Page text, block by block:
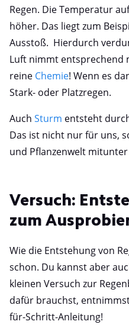
Regen. Die Temperatur
höher. Das liegt zum
Ausstoß. Hierdurch
Luft nimmt entsprechend
reine Chemie! Wenn es
Stark- oder Platzregen.
Auch Sturm entsteht
Das ist nicht nur für uns,
und Pflanzenwelt
Versuch:
zum
Wie die Entstehung von
schon. Du kannst aber
kleinen Versuch zur
dafür brauchst,
für-Schritt-Anleitung!